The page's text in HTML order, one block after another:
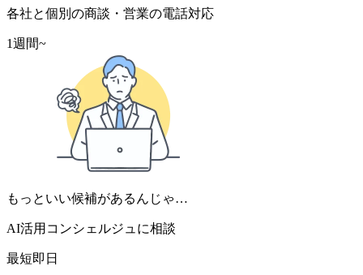
各社と個別の商談・営業の電話対応
1週間~
もっといい候補があるんじゃ…
AI活用コンシェルジュに相談
最短即日